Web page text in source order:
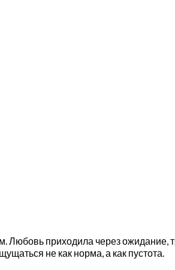
Любовь приходила через
не как норма, а как пустота.